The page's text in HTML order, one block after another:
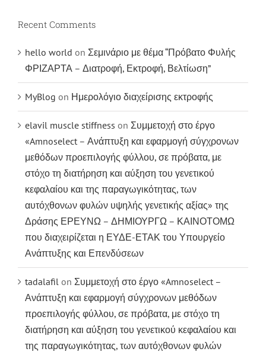
Recent Comments
hello world on Σεμινάριο με θέμα “Πρόβατο Φυλής
ΦΡΙΖΑΡΤΑ – Διατροφή, Εκτροφή, Βελτίωση”
MyBlog on Ημερολόγιο διαχείρισης εκτροφής
elavil muscle stiffness on Συμμετοχή στο έργο
«Amnoselect – Ανάπτυξη και εφαρμογή σύγχρονων
μεθόδων προεπιλογής φύλλου, σε πρόβατα, με
στόχο τη διατήρηση και αύξηση του γενετικού
κεφαλαίου και της παραγωγικότητας, των
αυτόχθονων φυλών υψηλής γενετικής αξίας» της
Δράσης ΕΡΕΥΝΩ – ΔΗΜΙΟΥΡΓΩ – ΚΑΙΝΟΤΟΜΩ
που διαχειρίζεται η ΕΥΔΕ-ΕΤΑΚ του Υπουργείο
Ανάπτυξης και Επενδύσεων
tadalafil on Συμμετοχή στο έργο «Amnoselect –
Ανάπτυξη και εφαρμογή σύγχρονων μεθόδων
προεπιλογής φύλλου, σε πρόβατα, με στόχο τη
διατήρηση και αύξηση του γενετικού κεφαλαίου και
της παραγωγικότητας, των αυτόχθονων φυλών